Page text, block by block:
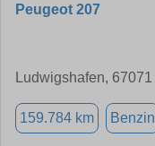
Peugeot 207
Ludwigshafen, 67071
159.784 km Benzin